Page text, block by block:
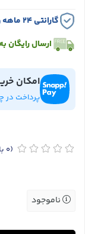
گارانتی ۲۴ ماهه وستا سرویس
ارسال رایگان
امکان
پرداخت در
(0
ناموجود